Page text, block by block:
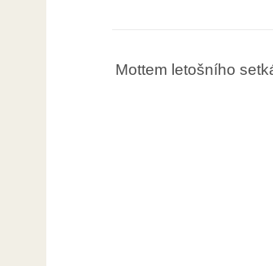
Mottem letošního